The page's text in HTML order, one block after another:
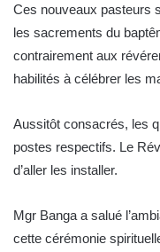
Ces nouveaux pasteurs
les sacrements du
contrairement aux
habilités à célébrer les
Aussitôt consacrés, les
postes respectifs. Le
d’aller les installer.
Mgr Banga a salué
cette cérémonie